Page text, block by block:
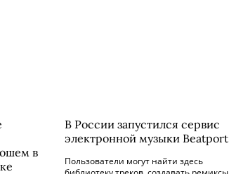
в
В России запустился сервис
электронной музыки Beatport
Пользователи могут найти здесь